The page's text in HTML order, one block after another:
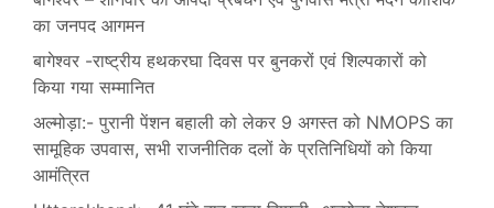
का जनपद आगमन
बागेश्वर -राष्ट्रीय हथकरघा दिवस पर बुनकरों एवं शिल्पकारों को
किया गया सम्मानित
अल्मोड़ा:- पुरानी पेंशन बहाली को लेकर 9 अगस्त को NMOPS का
सामूहिक उपवास, सभी राजनीतिक दलों के प्रतिनिधियों को किया
आमंत्रित